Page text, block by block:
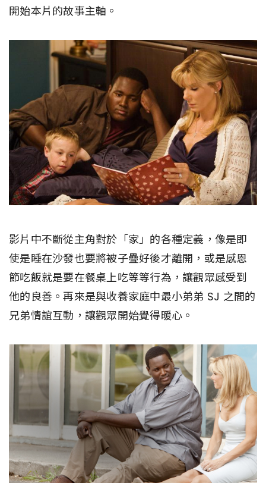
開始本片的故事主軸。
影片中不斷從主角對於「家」的各種定義，像是即
使是睡在沙發也要將被子疊好後才離開，或是感恩
節吃飯就是要在餐桌上吃等等行為，讓觀眾感受到
他的良善。再來是與收養家庭中最小弟弟 SJ 之間的
兄弟情誼互動，讓觀眾開始覺得暖心。